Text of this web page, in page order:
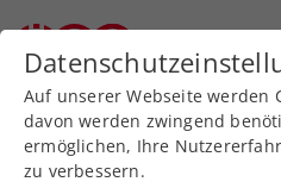
Zurück zur
Turniere
Auf unserer Webseite werden
davon werden zwingend
ermöglichen, Ihre
zu verbessern.